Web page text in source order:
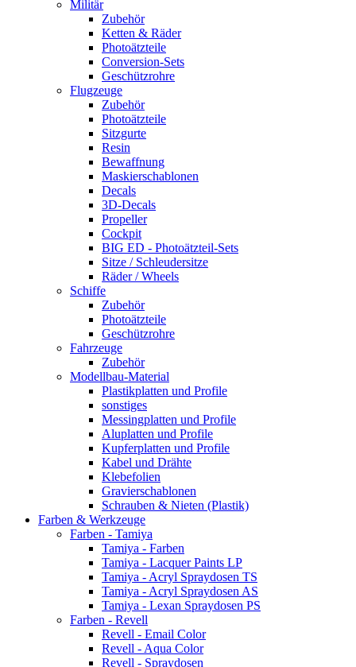
Militär
Zubehör
Ketten & Räder
Photoätzteile
Conversion-Sets
Geschützrohre
Flugzeuge
Zubehör
Photoätzteile
Sitzgurte
Resin
Bewaffnung
Maskierschablonen
Decals
3D-Decals
Propeller
Cockpit
BIG ED - Photoätzteil-Sets
Sitze / Schleudersitze
Räder / Wheels
Schiffe
Zubehör
Photoätzteile
Geschützrohre
Fahrzeuge
Zubehör
Modellbau-Material
Plastikplatten und Profile
sonstiges
Messingplatten und Profile
Aluplatten und Profile
Kupferplatten und Profile
Kabel und Drähte
Klebefolien
Gravierschablonen
Schrauben & Nieten (Plastik)
Farben & Werkzeuge
Farben - Tamiya
Tamiya - Farben
Tamiya - Lacquer Paints LP
Tamiya - Acryl Spraydosen TS
Tamiya - Acryl Spraydosen AS
Tamiya - Lexan Spraydosen PS
Farben - Revell
Revell - Email Color
Revell - Aqua Color
Revell - Spraydosen